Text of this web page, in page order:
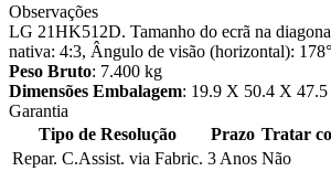
Observações
LG 21HK512D. Tamanho do ecrã na
nativa: 4:3, Ângulo de visão (horizontal):
Peso Bruto: 7.400 kg
Dimensões Embalagem: 19.9 X 50.4 X 47.5
Garantia
Tipo de Resolução
Prazo Tratar
Repar. C.Assist. via Fabric. 3 Anos Não